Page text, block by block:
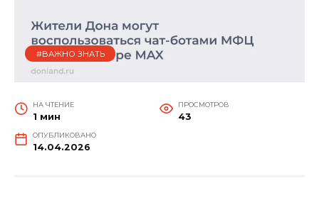
#ВАЖНО ЗНАТЬ
НА ЧТЕНИЕ
1 мин
ПРОСМОТРОВ
43
ОПУБЛИКОВАНО
14.04.2026